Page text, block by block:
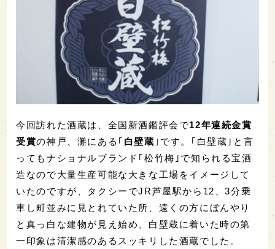
今回訪れた酒蔵は、全国新酒鑑評会で12年連続金賞
受賞の神戸、灘にある｢ 白壁蔵 ｣です。｢白壁蔵｣と言
ってもナショナルブランド｢松竹梅｣で知られる宝酒
造なので大量生産可能な大きな工場をイメージして
いたのですが、タクシーでJR芦屋駅から12、3分乗
車し町並みに見とれていた所、遠くの方にぼんやり
と真っ白な建物が見え始め、白壁蔵に着いた時の第
一印象は清潔感のあるスッキリした酒蔵でした。